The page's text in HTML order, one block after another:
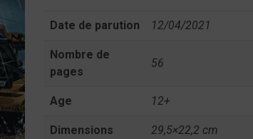
Date de parution 12/04/2021
Nombre de
pages
56
Age 12+
Dimensions 29,5×22,2 cm